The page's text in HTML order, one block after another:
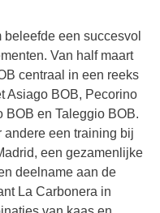
een succesvol
Van half maart
centraal in een reeks
Asiago BOB, Pecorino
BOB en Taleggio BOB.
andere een training bij
een gezamenlijke
deelname aan de
La Carbonera in